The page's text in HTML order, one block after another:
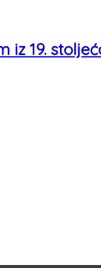
iz 19.